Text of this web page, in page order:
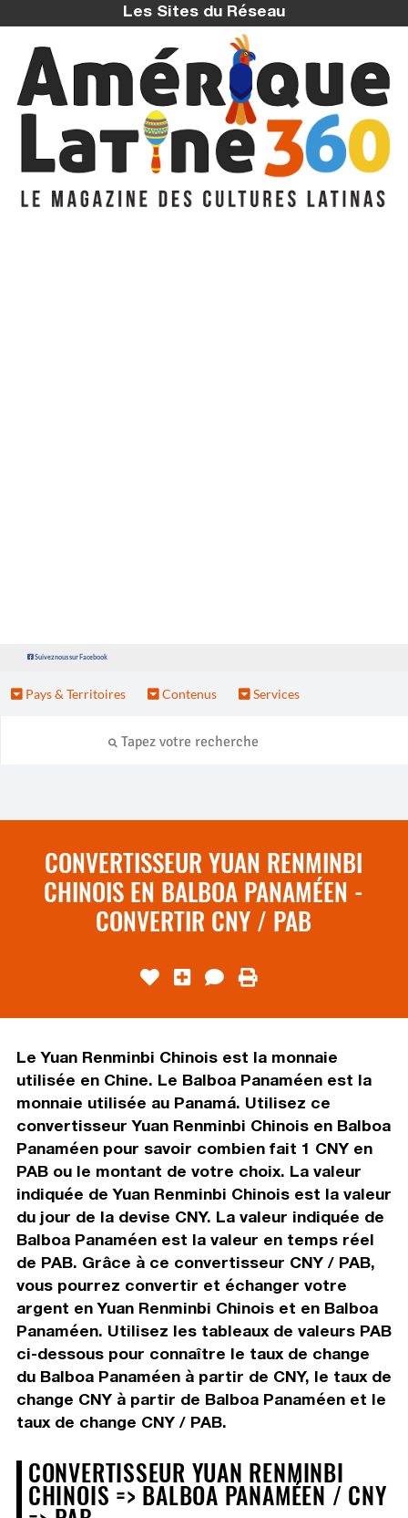
Les Sites du Réseau
Suivez nous sur Facebook
Pays & Territoires Contenus Services
CONVERTISSEUR YUAN RENMINBI
CHINOIS EN BALBOA PANAMÉEN -
CONVERTIR CNY / PAB
Le Yuan Renminbi Chinois est la monnaie
utilisée en Chine. Le Balboa Panaméen est la
monnaie utilisée au Panamá. Utilisez ce
convertisseur Yuan Renminbi Chinois en Balboa
Panaméen pour savoir combien fait 1 CNY en
PAB ou le montant de votre choix. La valeur
indiquée de Yuan Renminbi Chinois est la valeur
du jour de la devise CNY. La valeur indiquée de
Balboa Panaméen est la valeur en temps réel
de PAB. Grâce à ce convertisseur CNY / PAB,
vous pourrez convertir et échanger votre
argent en Yuan Renminbi Chinois et en Balboa
Panaméen. Utilisez les tableaux de valeurs PAB
ci-dessous pour connaître le taux de change
du Balboa Panaméen à partir de CNY, le taux de
change CNY à partir de Balboa Panaméen et le
taux de change CNY / PAB.
CONVERTISSEUR YUAN RENMINBI
CHINOIS => BALBOA PANAMÉEN / CNY